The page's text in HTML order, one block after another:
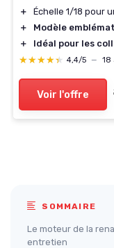
＋ Échelle 1/18 pour
＋
Modèle
＋
Idéal pour les
★★★★★
★★★★★ 4,4/5 — 18
Voir l'offre
SOMMAIRE
Le moteur de la
entretien